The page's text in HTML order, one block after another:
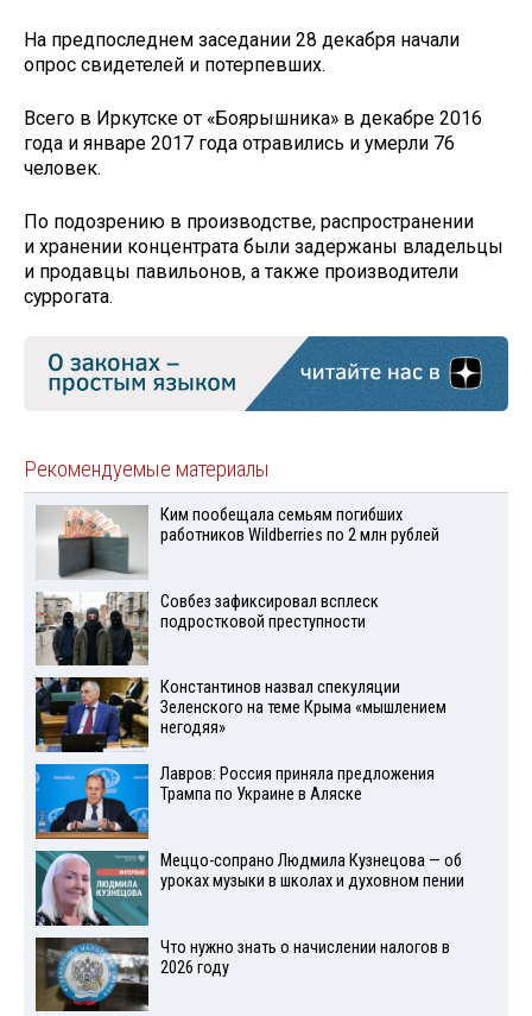
На предпоследнем заседании 28 декабря начали
опрос свидетелей и потерпевших.
Всего в Иркутске от «Боярышника» в декабре 2016
года и январе 2017 года отравились и умерли 76
человек.
По подозрению в производстве, распространении
и хранении концентрата были задержаны владельцы
и продавцы павильонов, а также производители
суррогата.
Рекомендуемые материалы
Ким пообещала семьям погибших
работников Wildberries по 2 млн рублей
Совбез зафиксировал всплеск
подростковой преступности
Константинов назвал спекуляции
Зеленского на теме Крыма «мышлением
негодяя»
Лавров: Россия приняла предложения
Трампа по Украине в Аляске
Меццо-сопрано Людмила Кузнецова — об
уроках музыки в школах и духовном пении
Что нужно знать о начислении налогов в
2026 году